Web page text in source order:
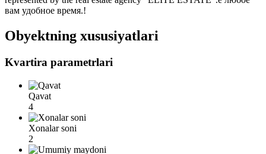
вам удобное время.!
Obyektning xususiyatlari
Kvartira parametrlari
Qavat
4
Xonalar soni
2